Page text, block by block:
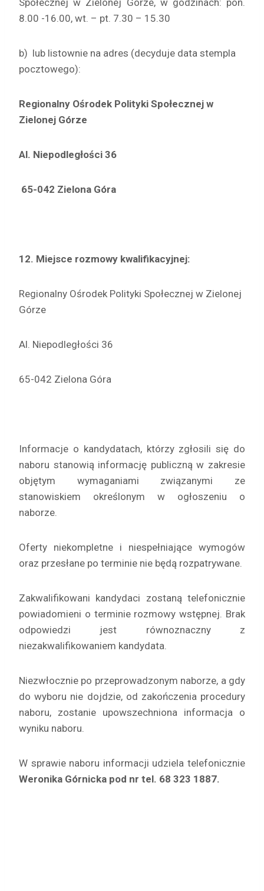
Społecznej w Zielonej Górze, w godzinach: pon.
8.00 -16.00, wt. – pt. 7.30 – 15.30
b) lub listownie na adres (decyduje data stempla
pocztowego):
Regionalny Ośrodek Polityki Społecznej w
Zielonej Górze
Al. Niepodległości 36
65-042 Zielona Góra
12. Miejsce rozmowy kwalifikacyjnej:
Regionalny Ośrodek Polityki Społecznej w Zielonej
Górze
Al. Niepodległości 36
65-042 Zielona Góra
Informacje o kandydatach, którzy zgłosili się do
naboru stanowią informację publiczną w zakresie
objętym wymaganiami związanymi ze
stanowiskiem określonym w ogłoszeniu o
naborze.
Oferty niekompletne i niespełniające wymogów
oraz przesłane po terminie nie będą rozpatrywane.
Zakwalifikowani kandydaci zostaną telefonicznie
powiadomieni o terminie rozmowy wstępnej. Brak
odpowiedzi jest równoznaczny z
niezakwalifikowaniem kandydata.
Niezwłocznie po przeprowadzonym naborze, a gdy
do wyboru nie dojdzie, od zakończenia procedury
naboru, zostanie upowszechniona informacja o
wyniku naboru.
W sprawie naboru informacji udziela telefonicznie
Weronika Górnicka pod nr tel. 68 323 1887.